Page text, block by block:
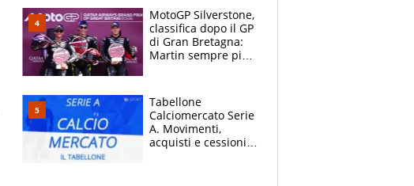
c’è”
MotoGP Silverstone,
classifica dopo il GP
di Gran Bretagna:
Martin sempre più
Tabellone
Calciomercato Serie
A. Movimenti,
acquisti e cessioni: